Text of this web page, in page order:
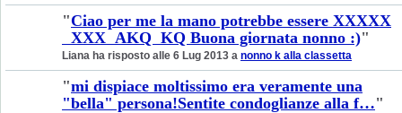
"Ciao per me la mano potrebbe essere XXXXX
XXX AKQ KQ Buona giornata nonno :)"
Liana ha risposto alle 6 Lug 2013 a nonno k alla classetta
"mi dispiace moltissimo era veramente una
"bella" persona!Sentite condoglianze alla f…"